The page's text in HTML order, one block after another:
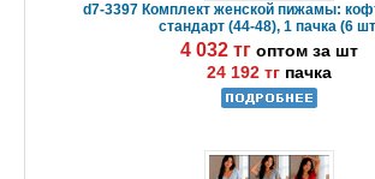
d7-3397 Комплект женской пижамы:
стандарт (44-48), 1 пачка (6
4 032 тг оптом за шт
24 192 тг пачка